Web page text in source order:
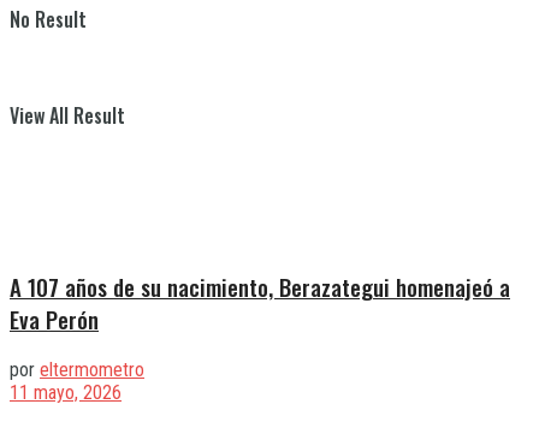
No Result
View All Result
A 107 años de su nacimiento, Berazategui homenajeó a
Eva Perón
por eltermometro
11 mayo, 2026